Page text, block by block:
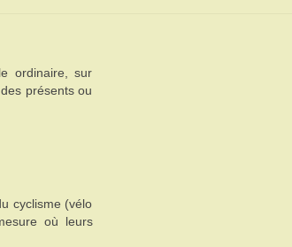
ordinaire, sur
présents ou
cyclisme (vélo
où leurs